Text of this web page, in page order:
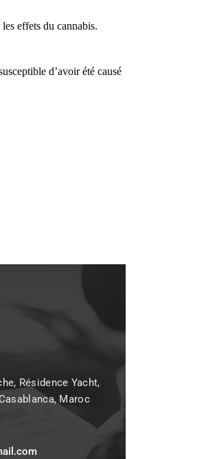
effets du cannabis.
d’avoir été causé
Résidence Yacht,
Maroc